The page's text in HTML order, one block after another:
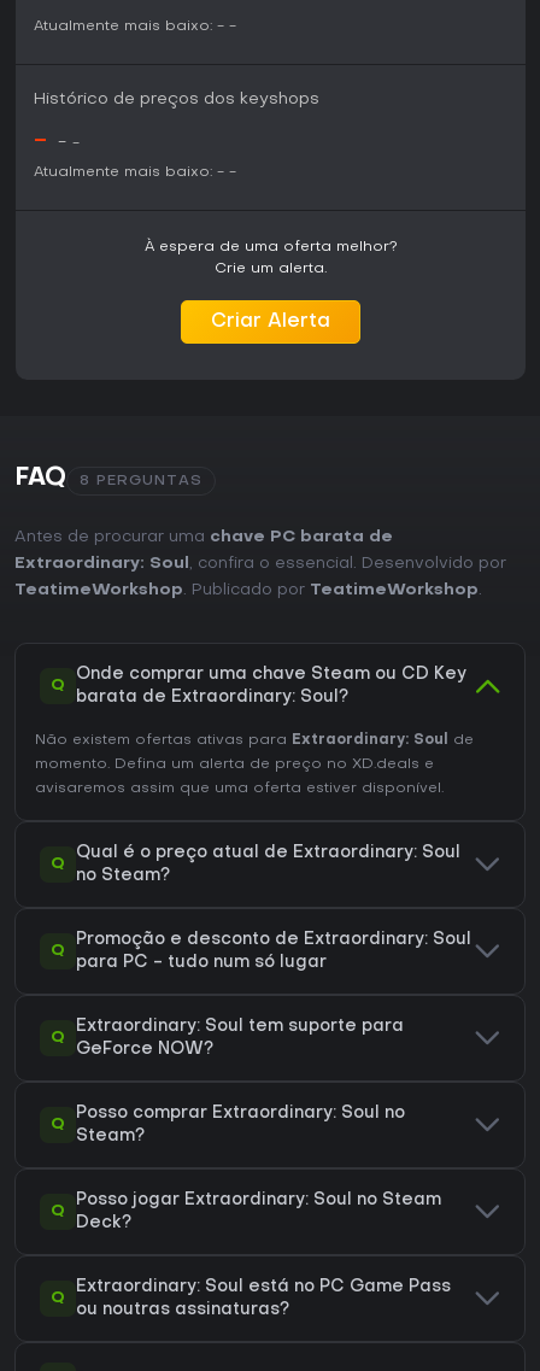
reflexivo.
Atualmente mais baixo: - -
Histórico de preços dos keyshops
- - -
Atualmente mais baixo: - -
À espera de uma oferta melhor?
Crie um alerta.
Criar Alerta
FAQ 8 PERGUNTAS
Antes de procurar uma chave PC barata de
Extraordinary: Soul , confira o essencial. Desenvolvido por
TeatimeWorkshop. Publicado por TeatimeWorkshop.
Q
Onde comprar uma chave Steam ou CD Key
barata de Extraordinary: Soul?
Não existem ofertas ativas para Extraordinary: Soul
de
momento. Defina um alerta de preço no XD.deals e
avisaremos assim que uma oferta estiver disponível.
Q
Qual é o preço atual de Extraordinary: Soul
no Steam?
Q
Promoção e desconto de Extraordinary: Soul
para PC - tudo num só lugar
Q
Extraordinary: Soul tem suporte para
GeForce NOW?
Q
Posso comprar Extraordinary: Soul no
Steam?
Q
Posso jogar Extraordinary: Soul no Steam
Deck?
Q
Extraordinary: Soul está no PC Game Pass
ou noutras assinaturas?